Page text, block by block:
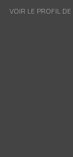
VOIR LE PROFIL DE